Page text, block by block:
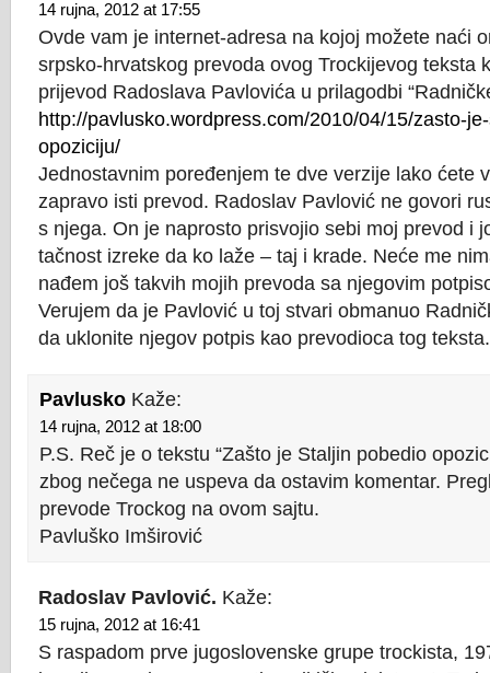
14 rujna, 2012 at 17:55
Ovde vam je internet-adresa na kojoj možete naći
srpsko-hrvatskog prevoda ovog Trockijevog teksta
prijevod Radoslava Pavlovića u prilagodbi
http://pavlusko.wordpress.com/2010/04/15/zasto-
opoziciju/
Jednostavnim poređenjem te dve verzije lako ćete
zapravo isti prevod. Radoslav Pavlović ne govori
s njega. On je naprosto prisvojio sebi moj prevod i
tačnost izreke da ko laže – taj i krade. Neće me
nađem još takvih mojih prevoda sa njegovim
Verujem da je Pavlović u toj stvari obmanuo
da uklonite njegov potpis kao prevodioca tog teksta.
Pavlusko Kaže:
14 rujna, 2012 at 18:00
P.S. Reč je o tekstu “Zašto je Staljin pobedio
zbog nečega ne uspeva da ostavim komentar.
prevode Trockog na ovom sajtu.
Pavluško Imširović
Radoslav Pavlović. Kaže:
15 rujna, 2012 at 16:41
S raspadom prve jugoslovenske grupe trockista,